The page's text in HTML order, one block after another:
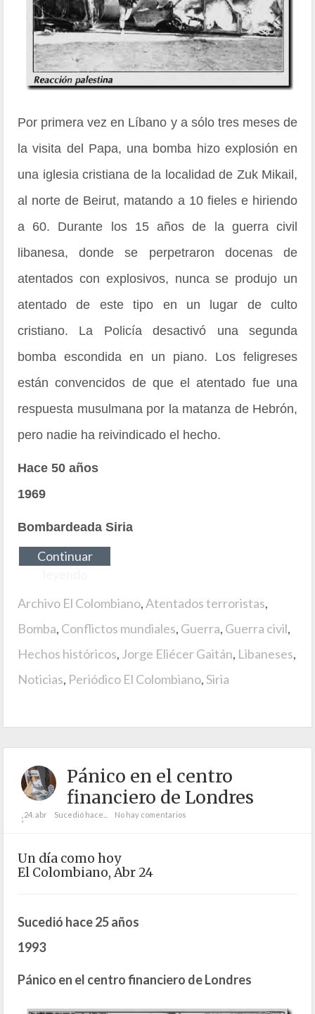
Por primera vez en Líbano y a sólo tres meses de
la visita del Papa, una bomba hizo explosión en
una iglesia cristiana de la localidad de Zuk Mikail,
al norte de Beirut, matando a 10 fieles e hiriendo
a 60. Durante los 15 años de la guerra civil
libanesa, donde se perpetraron docenas de
atentados con explosivos, nunca se produjo un
atentado de este tipo en un lugar de culto
cristiano. La Policía desactivó una segunda
bomba escondida en un piano. Los feligreses
están convencidos de que el atentado fue una
respuesta musulmana por la matanza de Hebrón,
pero nadie ha reivindicado el hecho.
Hace 50 años
1969
Bombardeada Siria
Continuar
Archivo El Colombiano,Atentados terroristas,
Bomba, Conflictos mundiales, Guerra, Guerra civil,
Hechos históricos, Jorge Eliécer Gaitán, Libaneses,
Noticias, Periódico El Colombiano,Siria
Pánico en el centro
financiero de Londres
;24. abr Sucedió hace... No hay comentarios
Un día como hoy
El Colombiano, Abr 24
Sucedió hace 25 años
1993
Pánico en el centro financiero de Londres